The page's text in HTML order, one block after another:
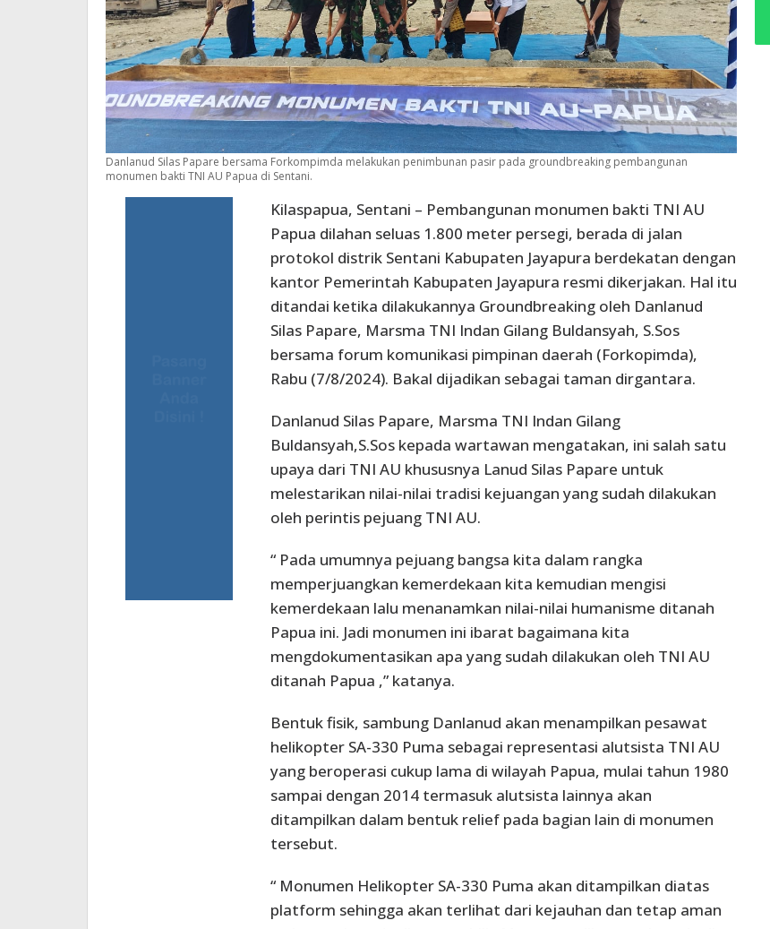
Danlanud Silas Papare bersama Forkompimda melakukan penimbunan pasir pada groundbreaking pembangunan
monumen bakti TNI AU Papua di Sentani.
Kilaspapua, Sentani – Pembangunan monumen bakti TNI AU
Papua dilahan seluas 1.800 meter persegi, berada di jalan
protokol distrik Sentani Kabupaten Jayapura berdekatan dengan
kantor Pemerintah Kabupaten Jayapura resmi dikerjakan. Hal itu
ditandai ketika dilakukannya Groundbreaking oleh Danlanud
Silas Papare, Marsma TNI Indan Gilang Buldansyah, S.Sos
bersama forum komunikasi pimpinan daerah (Forkopimda),
Rabu (7/8/2024). Bakal dijadikan sebagai taman dirgantara.
Danlanud Silas Papare, Marsma TNI Indan Gilang
Buldansyah,S.Sos kepada wartawan mengatakan, ini salah satu
upaya dari TNI AU khususnya Lanud Silas Papare untuk
melestarikan nilai-nilai tradisi kejuangan yang sudah dilakukan
oleh perintis pejuang TNI AU.
“ Pada umumnya pejuang bangsa kita dalam rangka
memperjuangkan kemerdekaan kita kemudian mengisi
kemerdekaan lalu menanamkan nilai-nilai humanisme ditanah
Papua ini. Jadi monumen ini ibarat bagaimana kita
mengdokumentasikan apa yang sudah dilakukan oleh TNI AU
ditanah Papua ,” katanya.
Bentuk fisik, sambung Danlanud akan menampilkan pesawat
helikopter SA-330 Puma sebagai representasi alutsista TNI AU
yang beroperasi cukup lama di wilayah Papua, mulai tahun 1980
sampai dengan 2014 termasuk alutsista lainnya akan
ditampilkan dalam bentuk relief pada bagian lain di monumen
tersebut.
“ Monumen Helikopter SA-330 Puma akan ditampilkan diatas
platform sehingga akan terlihat dari kejauhan dan tetap aman